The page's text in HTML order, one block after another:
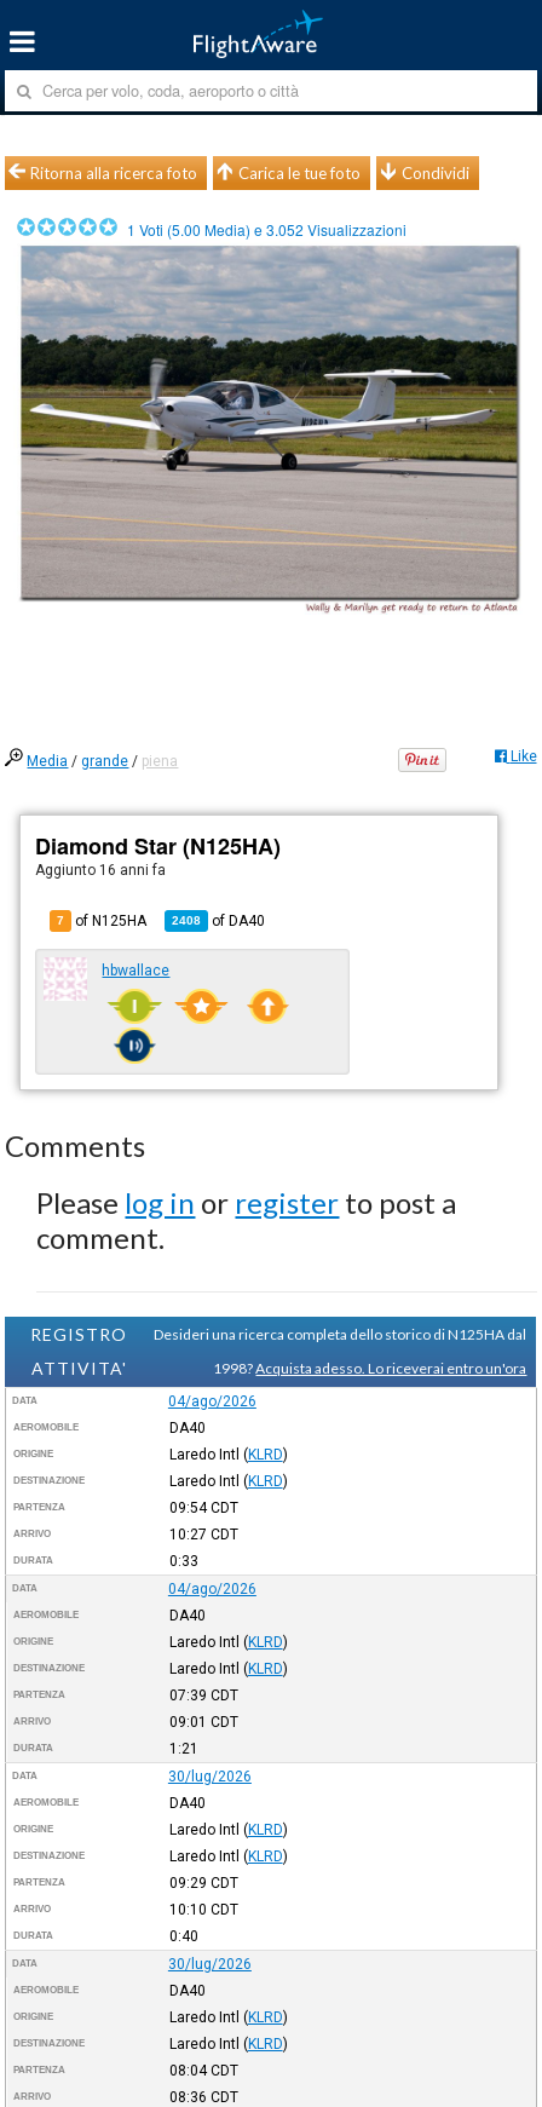
Ritorna alla ricerca foto Carica le tue foto Condividi
1 Voti (5.00 Media) e3.052 Visualizzazioni
Media /grande / piena Like
Diamond Star (N125HA)
Aggiunto 16 anni fa
7 of N125HA 2408 ofDA40
hbwallace
Comments
Please log in or register to post a
comment.
REGISTRO
ATTIVITA'
Desideri una ricerca completa dello storico di N125HA dal
1998?Acquista adesso. Lo riceverai entro un'ora
DATA 04/ago/2026
AEROMOBILE DA40
ORIGINE Laredo Intl (KLRD)
DESTINAZIONE Laredo Intl (KLRD)
PARTENZA 09:54CDT
ARRIVO 10:27 CDT
DURATA 0:33
DATA 04/ago/2026
AEROMOBILE DA40
ORIGINE Laredo Intl (KLRD)
DESTINAZIONE Laredo Intl (KLRD)
PARTENZA 07:39 CDT
ARRIVO 09:01 CDT
DURATA 1:21
DATA 30/lug/2026
AEROMOBILE DA40
ORIGINE Laredo Intl (KLRD)
DESTINAZIONE Laredo Intl (KLRD)
PARTENZA 09:29 CDT
ARRIVO 10:10 CDT
DURATA 0:40
DATA 30/lug/2026
AEROMOBILE DA40
ORIGINE Laredo Intl (KLRD)
DESTINAZIONE Laredo Intl (KLRD)
PARTENZA 08:04CDT
ARRIVO 08:36 CDT